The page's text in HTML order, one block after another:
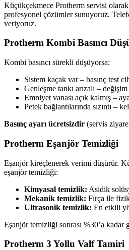
Küçükçekmece Protherm servisi
profesyonel çözümler sunuyoruz.
veriyoruz.
Protherm Kombi Basıncı
Kombi basıncı sürekli düşüyorsa:
Sistem kaçak var – basınç test
Genleşme tankı arızalı –
Emniyet vanası açık kalmış –
Petek bağlantılarında sızıntı –
Basınç ayarı ücretsizdir (servis
Protherm Eşanjör Temizliği
Eşanjör kireçlenerek verimi düşürür.
eşanjör temizliği:
Kimyasal temizlik: Asidik
Mekanik temizlik: Fırça ile
Ultrasonik temizlik: En etkili
Eşanjör temizliği sonrası %30’a kadar
Protherm 3 Yollu Valf Tamiri